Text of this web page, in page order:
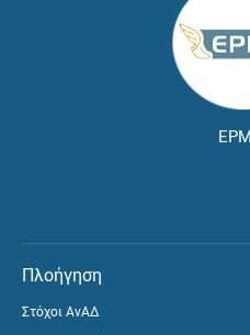
Πλοήγηση
Στόχοι ΑνΑΔ